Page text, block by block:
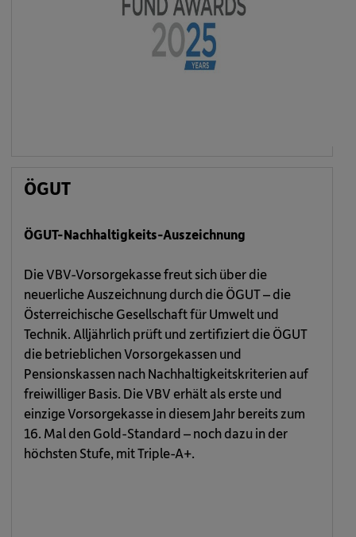
ÖGUT
ÖGUT-Nachhaltigkeits-Auszeichnung
Die VBV-Vorsorgekasse freut sich über die
neuerliche Auszeichnung durch die ÖGUT – die
Österreichische Gesellschaft für Umwelt und
Technik. Alljährlich prüft und zertifiziert die ÖGUT
die betrieblichen Vorsorgekassen und
Pensionskassen nach Nachhaltigkeitskriterien auf
freiwilliger Basis. Die VBV erhält als erste und
einzige Vorsorgekasse in diesem Jahr bereits zum
16. Mal den Gold-Standard – noch dazu in der
höchsten Stufe, mit Triple-A+.